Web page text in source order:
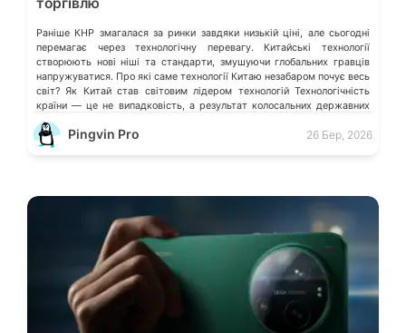
торгівлю
Раніше КНР змагалася за ринки завдяки низькій ціні, але сьогодні
перемагає через технологічну перевагу. Китайські технології
створюють нові ніші та стандарти, змушуючи глобальних гравців
напружуватися. Про які саме технології Китаю незабаром почує весь
світ? Як Китай став світовим лідером технологій Технологічність
країни — це не випадковість, а результат колосальних державних
інвестицій, жорсткого протекціонізму та здатності […]
Pingvin Pro 26 Бер, 2026